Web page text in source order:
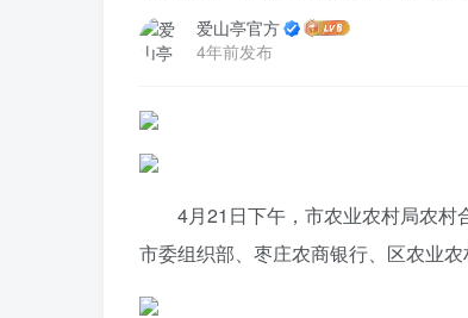
爱山亭官方
4年前发布
4月21日下午，市农业农村局农村
市委组织部、枣庄农商银行、区农业